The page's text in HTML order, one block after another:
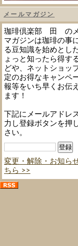
メールマガジン
珈琲倶楽部 田 の
マガジンは珈琲の事
る豆知識を始めとし
ょっと知ったら得す
どや、ネットショッ
定のお得なキャンペ
報等をいち早くお伝
ます！
下記にメールアドレ
力し登録ボタンを押
さい。
変更・解除・お知ら
ちら >>